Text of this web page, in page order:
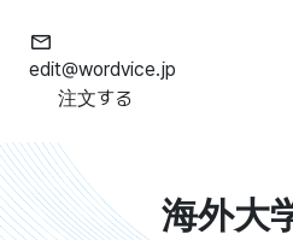
edit@wordvice.jp
注文する
海外大